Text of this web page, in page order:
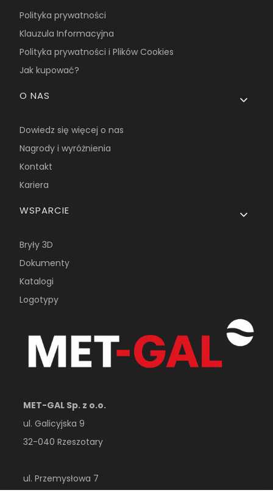
Polityka prywatności
Klauzula Informacyjna
Polityka prywatności i Plików Cookies
Jak kupować?
O NAS
Dowiedz się więcej o nas
Nagrody i wyróżnienia
Kontakt
Kariera
WSPARCIE
Bryły 3D
Dokumenty
Katalogi
Logotypy
MET-GAL Sp. z o.o.
ul. Galicyjska 9
32-040 Rzeszotary
ul. Przemysłowa 7